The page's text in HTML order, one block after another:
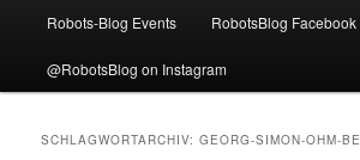
Robots-Blog Events RobotsBlog
@RobotsBlog on Instagram
SCHLAGWORTARCHIV:GEORG-SIMON-OHM-